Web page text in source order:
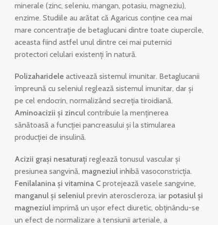
minerale (zinc, seleniu, mangan, potasiu, magneziu),
enzime. Studiile au arătat că Agaricus conține cea mai
mare concentrație de betaglucani dintre toate ciupercile,
aceasta fiind astfel unul dintre cei mai puternici
protectori celulari existenți în natură.
Polizaharidele activează sistemul imunitar. Betaglucanii
împreună cu seleniul reglează sistemul imunitar, dar și
pe cel endocrin, normalizând secreția tiroidiană.
Aminoacizii și zincul contribuie la menținerea
sănătoasă a funcției pancreasului și la stimularea
producției de insulină.
Acizii grași nesaturați reglează tonusul vascular și
presiunea sangvină, magneziul inhibă vasoconstricția.
Fenilalanina și vitamina C protejează vasele sangvine,
manganul și seleniul previn ateroscleroza, iar potasiul și
magneziul imprimă un ușor efect diuretic, obținându-se
un efect de normalizare a tensiunii arteriale, a